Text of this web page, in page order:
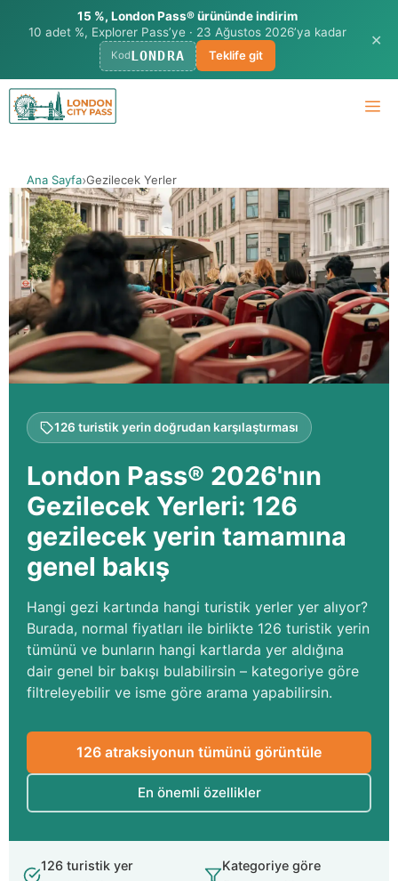
15 %, London Pass® ürününde indirim
10 adet %, Explorer Pass’ye · 23 Ağustos 2026’ya kadar
KodLONDRA Teklife git
✕
İçeriğe
geç
Ana Sayfa Gezilecek Yerler
126 turistik yerin doğrudan karşılaştırması
London Pass® 2026'nın
Gezilecek Yerleri: 126
gezilecek yerin tamamına
genel bakış
Hangi gezi kartında hangi turistik yerler yer alıyor?
Burada, normal fiyatları ile birlikte 126 turistik yerin
tümünü ve bunların hangi kartlarda yer aldığına
dair genel bir bakışı bulabilirsin – kategoriye göre
filtreleyebilir ve isme göre arama yapabilirsin.
126 atraksiyonun tümünü görüntüle
En önemli özellikler
126 turistik yer
Kategoriye göre